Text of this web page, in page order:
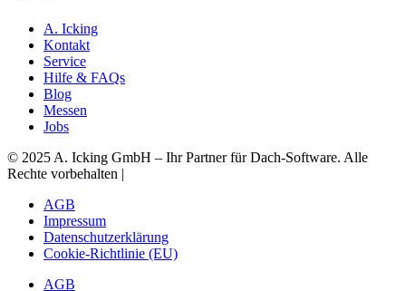
A. Icking
Kontakt
Service
Hilfe & FAQs
Blog
Messen
Jobs
© 2025 A. Icking GmbH – Ihr Partner für Dach-Software. Alle
Rechte vorbehalten |
AGB
Impressum
Datenschutzerklärung
Cookie-Richtlinie (EU)
AGB